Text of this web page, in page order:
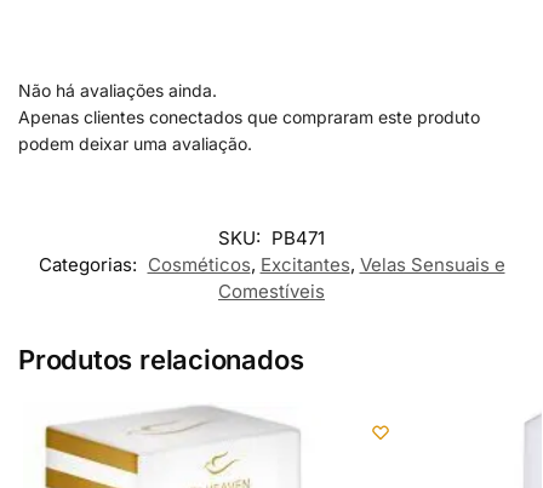
Não há avaliações ainda.
Apenas clientes conectados que compraram este produto
podem deixar uma avaliação.
SKU: PB471
Categorias: Cosméticos, Excitantes, Velas Sensuais e
Comestíveis
Produtos relacionados